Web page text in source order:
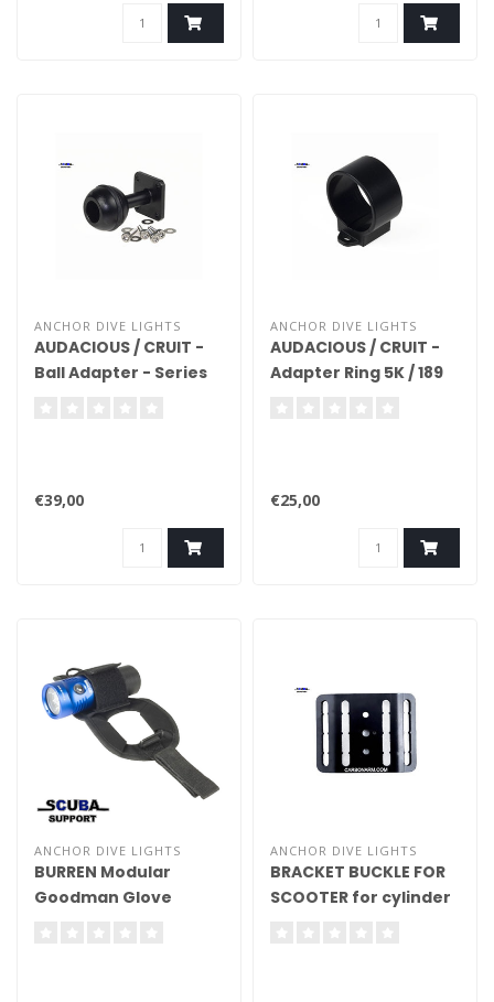
ANCHOR DIVE LIGHTS
AUDACIOUS / CRUIT -
Ball Adapter - Series
€39,00
ANCHOR DIVE LIGHTS
AUDACIOUS / CRUIT -
Adapter Ring 5K / 189
€25,00
ANCHOR DIVE LIGHTS
BURREN Modular
Goodman Glove
ANCHOR DIVE LIGHTS
BRACKET BUCKLE FOR
SCOOTER for cylinder